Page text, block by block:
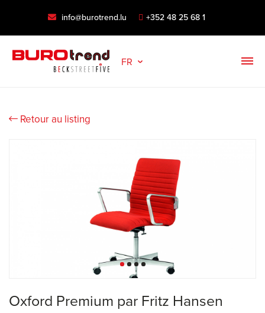
info@burotrend.lu +352 48 25 68 1
FR
Retour au listing
Oxford Premium par Fritz Hansen